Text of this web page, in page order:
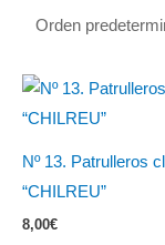
Nº 13. Patrulleros
“CHILREU”
8,00€